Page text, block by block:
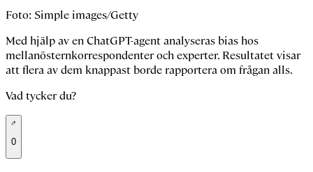
Foto: Simple images/Getty
Med hjälp av en ChatGPT-agent analyseras bias hos
mellanösternkorrespondenter och experter. Resultatet visar
att flera av dem knappast borde rapportera om frågan alls.
Vad tycker du?
0